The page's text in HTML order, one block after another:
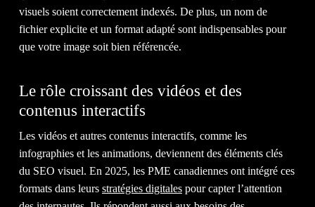
NOUS
IL EST TEMPS D'OBTENIR LE
RETOURSUR INVESTISSEMENT
visuels soient correctement indexés. De plus, un nom de
fichier explicite et un format adapté sont indispensables pour
que votre image soit bien référencée.
Le rôle croissant des vidéos et des
contenus interactifs
Les vidéos et autres contenus interactifs, comme les
infographies et les animations, deviennent des éléments clés
du SEO visuel. En 2025, les PME canadiennes ont intégré ces
formats dans leurs stratégies digitales pour capter l’attention